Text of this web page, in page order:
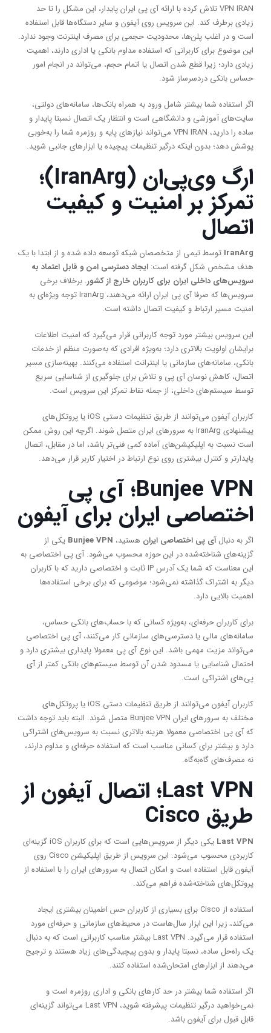
VPN IRAN تلاش کرده با ارائه آی پی ایران پایدار، این مشکل را تا حد
زیادی برطرف کند. این سرویس روی آیفون و سایر دستگاه‌ها قابل استفاده
است و در اغلب پلن‌ها، محدودیت حجمی برای مصرف اینترنت وجود ندارد.
این موضوع برای کاربرانی که استفاده مداوم بانکی یا اداری دارند، اهمیت
زیادی دارد؛ زیرا قطع شدن اتصال یا اتمام حجم، می‌تواند در انجام امور
حساس بانکی دردسرساز شود.
اگر استفاده شما بیشتر شامل ورود به همراه بانک‌ها، سامانه‌های دولتی،
سایت‌های آموزشی و دانشگاهی است و انتظار یک اتصال نسبتا پایدار و
ساده را دارید، VPN IRAN می‌تواند نیازهای پایه و روزمره شما را به‌خوبی
پوشش دهد؛ بدون اینکه درگیر تنظیمات پیچیده یا ابزارهای جانبی شوید.
ارگ وی‌پی‌ان (IranArg)؛
تمرکز بر امنیت و کیفیت
اتصال
IranArg توسط تیمی از متخصصان شبکه توسعه داده شده و از ابتدا با یک
هدف مشخص شکل گرفته است: ایجاد دسترسی امن و قابل اعتماد به
سرویس‌های داخلی ایران برای کاربران خارج از کشور. برخلاف برخی
سرویس‌ها که صرفا آی پی ایران ارائه می‌دهند، IranArg توجه ویژه‌ای به
امنیت مسیر ارتباط و کیفیت اتصال داشته است.
این سرویس بیشتر مورد توجه کاربرانی قرار می‌گیرد که امنیت اطلاعات
برایشان اولویت بالاتری دارد؛ به‌ویژه افرادی که به‌صورت منظم از خدمات
بانکی، سامانه‌های سازمانی یا اینترانت استفاده می‌کنند. بهینه‌سازی مسیر
اتصال، کاهش نوسان آی پی و تلاش برای جلوگیری از شناسایی سریع
توسط سیستم‌های داخلی، از جمله نقاط تمرکز این سرویس است.
کاربران آیفون می‌توانند از طریق تنظیمات دستی iOS یا پروتکل‌های
پیشنهادی IranArg به سرورهای ایران متصل شوند. اگرچه این روش ممکن
است نسبت به اپلیکیشن‌های آماده کمی فنی‌تر باشد، اما در مقابل، اتصال
پایدارتر و کنترل بیشتری روی نوع ارتباط در اختیار کاربر قرار می‌دهد.
Bunjee VPN؛ آی پی
اختصاصی ایران برای آیفون
اگر به دنبالآی پی اختصاصی ایران هستید، Bunjee VPN یکی از
گزینه‌های شناخته‌شده در این حوزه محسوب می‌شود. آی پی اختصاصی به
این معناست که شما یک آدرس IP ثابت و اختصاصی دارید که با کاربران
دیگر به اشتراک گذاشته نمی‌شود؛ موضوعی که برای برخی استفاده‌ها
اهمیت بالایی دارد.
برای کاربران حرفه‌ای، به‌ویژه کسانی که با حساب‌های بانکی حساس،
سامانه‌های مالی یا دسترسی‌های سازمانی کار می‌کنند، آی پی اختصاصی
می‌تواند مزیت مهمی باشد. این نوع آی پی معمولا پایداری بیشتری دارد و
احتمال شناسایی یا مسدود شدن آن توسط سیستم‌های بانکی کمتر از آی
پی‌های اشتراکی است.
کاربران آیفون می‌توانند از طریق تنظیمات دستی iOS یا پروتکل‌های
مختلف به سرورهای ایران Bunjee VPN متصل شوند. البته باید توجه داشت
که آی پی اختصاصی معمولا هزینه بالاتری نسبت به سرویس‌های اشتراکی
دارد و بیشتر برای کسانی مناسب است که استفاده حرفه‌ای و مداوم دارند،
نه مصرف‌های گاه‌به‌گاه.
Last VPN؛ اتصال آیفون از
طریق Cisco
Last VPN
یکی دیگر از سرویس‌هایی است که برای کاربران iOS گزینه‌ای
کاربردی محسوب می‌شود. این سرویس از طریق اپلیکیشن Cisco روی
آیفون قابل استفاده است و امکان اتصال به سرورهای ایران را با استفاده از
پروتکل‌های شناخته‌شده فراهم می‌کند.
استفاده از Cisco برای بسیاری از کاربران حس اطمینان بیشتری ایجاد
می‌کند، زیرا این ابزار سال‌هاست در محیط‌های سازمانی و حرفه‌ای مورد
استفاده قرار می‌گیرد. Last VPN بیشتر مناسب کاربرانی است که به دنبال
یک راه‌حل ساده، نسبتا پایدار و بدون پیچیدگی‌های زیاد هستند و ترجیح
می‌دهند از ابزارهای امتحان‌شده استفاده کنند.
اگر استفاده شما بیشتر در حد کارهای بانکی و اداری روزمره است و
نمی‌خواهید درگیر تنظیمات پیشرفته شوید، Last VPN می‌تواند گزینه‌ای
قابل قبول برای آیفون باشد.